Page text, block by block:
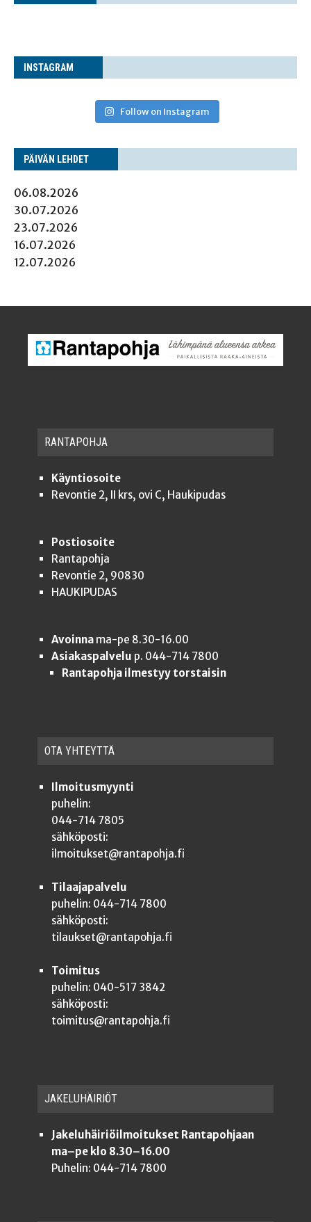
INS­TA­GRAM
Follow on Instagram
PÄI­VÄN LEHDET
06.08.2026
30.07.2026
23.07.2026
16.07.2026
12.07.2026
RAN­TA­POH­JA
Käyntiosoite
Revontie 2, II krs, ovi C, Haukipudas
Postiosoite
Rantapohja
Revontie 2, 90830
HAUKIPUDAS
Avoinnama-pe 8.30-16.00
Asiakaspalvelu p. 044-714 7800
Rantapohja ilmestyy torstaisin
OTA YHTEYT­TÄ
Ilmoitusmyynti
puhelin:
044-714 7805
sähköposti:
ilmoitukset@rantapohja.fi
Tilaajapalvelu
puhelin: 044-714 7800
sähköposti:
tilaukset@rantapohja.fi
Toimitus
puhelin: 040-517 3842
sähköposti:
toimitus@rantapohja.fi
JAKE­LU­HÄI­RIÖT
Jakeluhäiriöilmoitukset Rantapohjaan
ma–pe klo 8.30–16.00
Puhelin: 044-714 7800